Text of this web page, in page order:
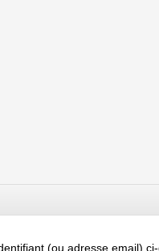
(ou adresse email)